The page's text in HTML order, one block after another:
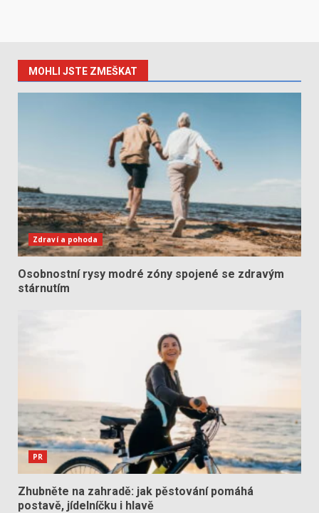
MOHLI JSTE ZMEŠKAT
Zdraví a pohoda
Osobnostní rysy modré zóny spojené se zdravým
stárnutím
PR
Zhubněte na zahradě: jak pěstování pomáhá
postavě, jídelníčku i hlavě